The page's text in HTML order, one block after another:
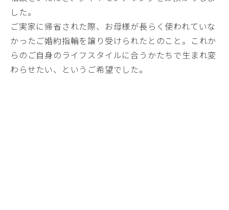
した。
ご実家に帰省された際、お母様が長らく使われていな
かったご婚約指輪を譲り受けられたとのこと。これか
らのご自身のライフスタイルに合うかたちで生まれ変
わらせたい、というご希望でした。